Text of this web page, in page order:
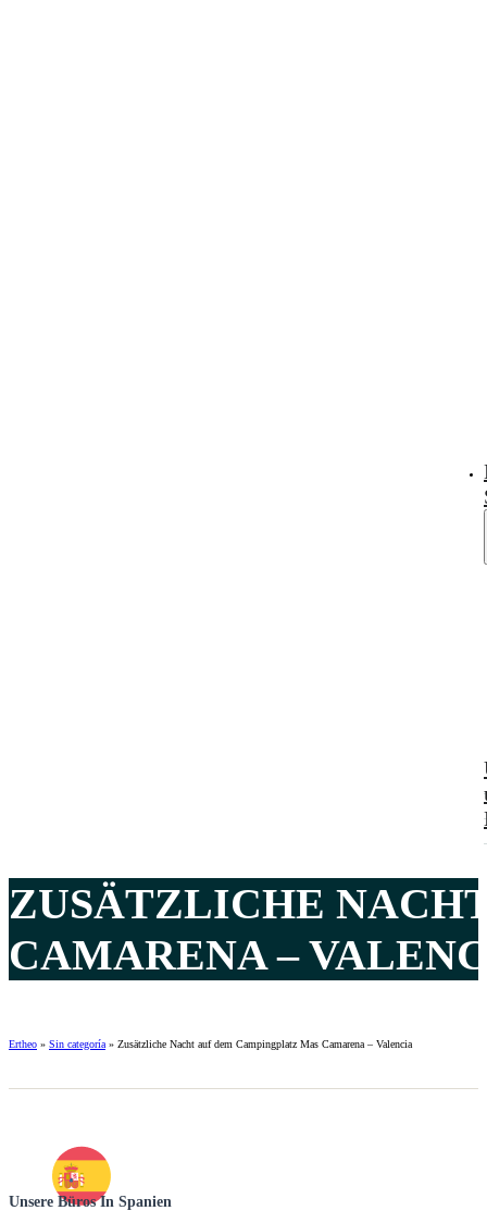
ZUSÄTZLICHE
CAMARENA –
Ertheo » Sin categoría » Zusätzliche Nacht auf dem Campingplatz Mas Camarena – Valencia
Unsere Büros In Spanien